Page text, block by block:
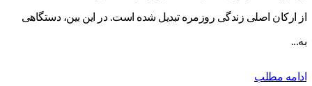
از ارکان اصلی زندگی روزمره تبدیل شده است. در این بین، دستگاهی
به...
ادامه مطلب